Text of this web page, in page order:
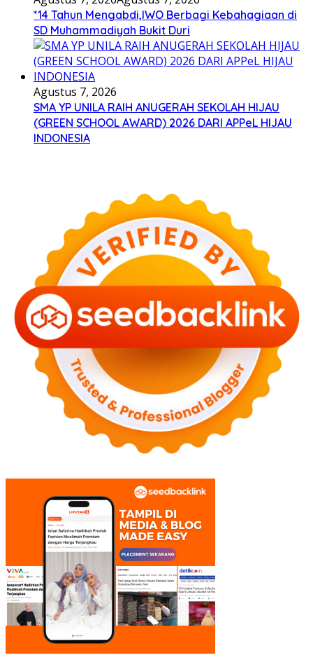
*14 Tahun Mengabdi,IWO Berbagi Kebahagiaan di
SD Muhammadiyah Bukit Duri
Agustus 7, 2026
SMA YP UNILA RAIH ANUGERAH SEKOLAH HIJAU
(GREEN SCHOOL AWARD) 2026 DARI APPeL HIJAU
INDONESIA